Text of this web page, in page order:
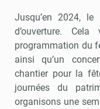
Jusqu’en 2024,
d’ouverture.
programmation du
ainsi qu’un
chantier pour la
journées du
organisons une